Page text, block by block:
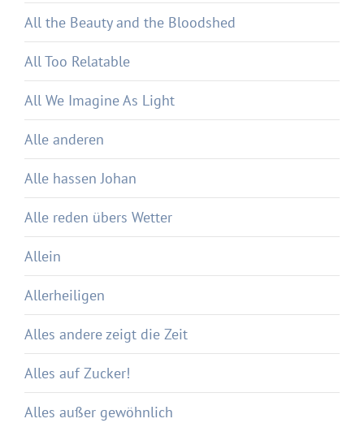
All the Beauty and the Bloodshed
All Too Relatable
All We Imagine As Light
Alle anderen
Alle hassen Johan
Alle reden übers Wetter
Allein
Allerheiligen
Alles andere zeigt die Zeit
Alles auf Zucker!
Alles außer gewöhnlich